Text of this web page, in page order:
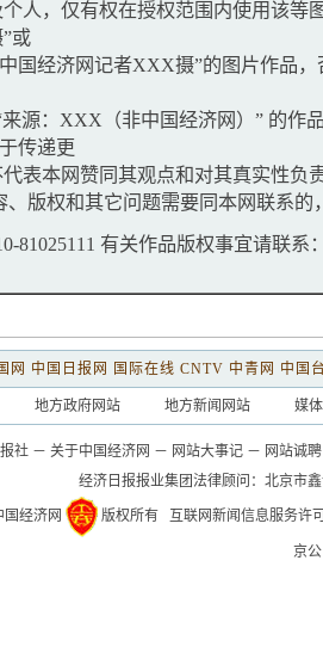
人，仅有权在授权范围内使用该等
或
国经济网记者XXX摄”的图片作品，
源：XXX（非中国经济网）” 的作
传递更
表本网赞同其观点和对其真实性负
、版权和其它问题需要同本网联系的
81025111 有关作品版权事宜请联系
网 中国日报网 国际在线 CNTV 中青网 中国
地方政府网站 地方新闻网站 媒
社 － 关于中国经济网 － 网站大事记 － 网站诚聘
经济日报报业集团法律顾问： 北京市
国经济网 版权所有 互联网新闻信息服务许
京